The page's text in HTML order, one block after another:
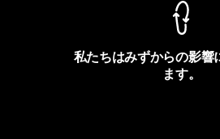
私たちはみずからの影響
ます。